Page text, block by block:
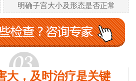
明确子宫大小及形态是否正常
大，及时治疗是关键